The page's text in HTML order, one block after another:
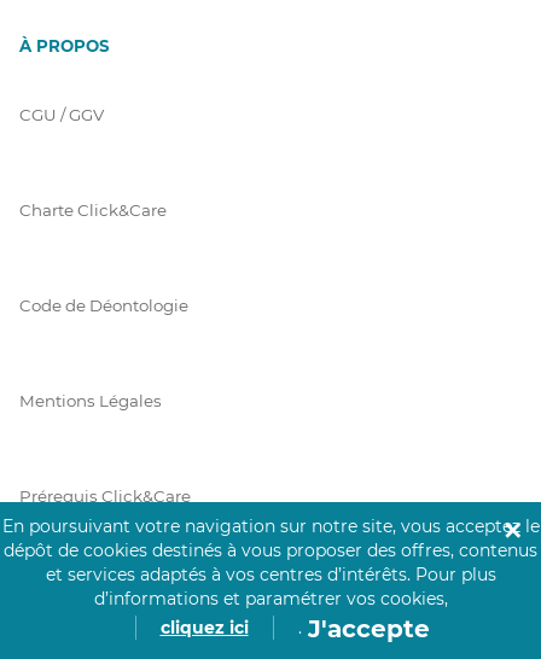
À PROPOS
CGU / GGV
Charte Click&Care
Code de Déontologie
Mentions Légales
Prérequis Click&Care
Protection des Données
En poursuivant votre navigation sur notre site, vous acceptez le
dépôt de cookies destinés à vous proposer des offres, contenus
et services adaptés à vos centres d’intérêts. Pour plus
d’informations et paramétrer vos cookies,
cliquez ici
. J'accepte
✕